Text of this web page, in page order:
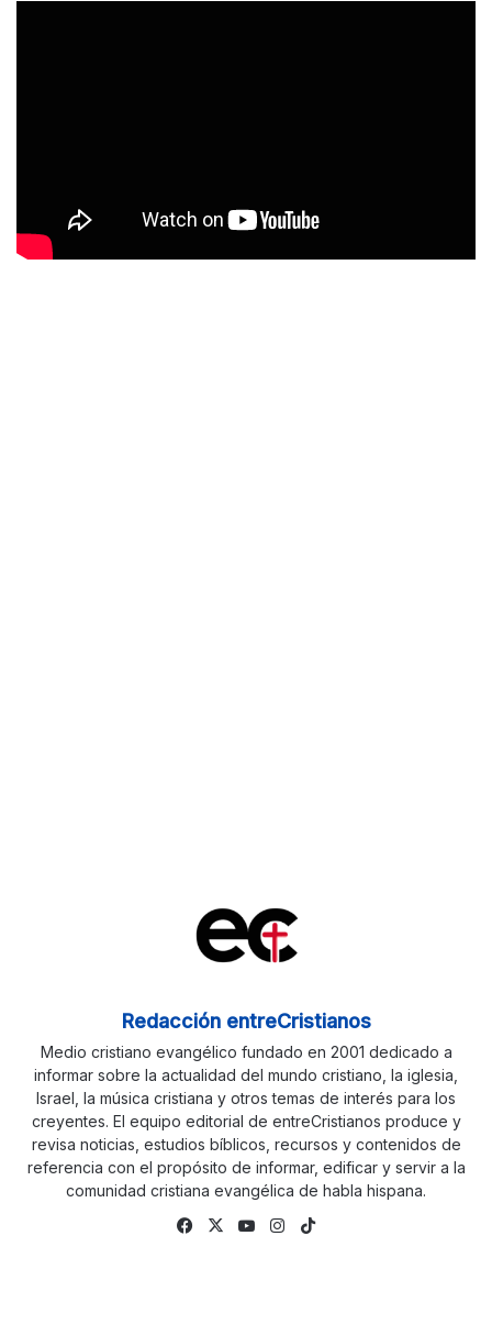
Redacción entreCristianos
Medio cristiano evangélico fundado en 2001 dedicado a
informar sobre la actualidad del mundo cristiano, la iglesia,
Israel, la música cristiana y otros temas de interés para los
creyentes. El equipo editorial de entreCristianos produce y
revisa noticias, estudios bíblicos, recursos y contenidos de
referencia con el propósito de informar, edificar y servir a la
comunidad cristiana evangélica de habla hispana.
Facebook
X YouTubeInstagram